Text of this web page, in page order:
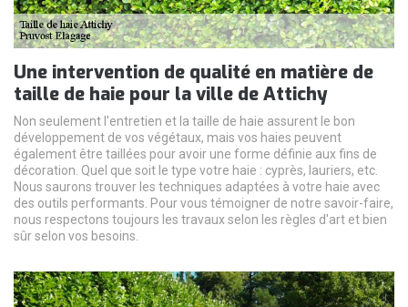
Une intervention de qualité en matière de
taille de haie pour la ville de Attichy
Non seulement l'entretien et la taille de haie assurent le bon
développement de vos végétaux, mais vos haies peuvent
également être taillées pour avoir une forme définie aux fins de
décoration. Quel que soit le type votre haie : cyprès, lauriers, etc.
Nous saurons trouver les techniques adaptées à votre haie avec
des outils performants. Pour vous témoigner de notre savoir-faire,
nous respectons toujours les travaux selon les règles d'art et bien
sûr selon vos besoins.